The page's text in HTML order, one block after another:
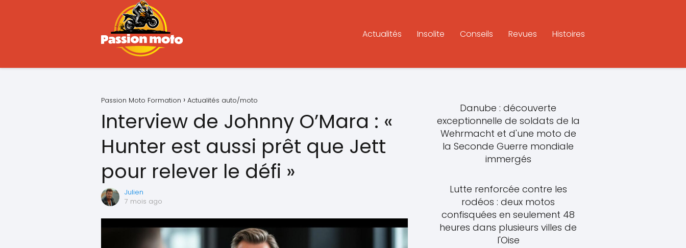
Actualités Insolite Conseils Revues Histoires
Passion Moto Formation Actualités auto/moto
Interview de Johnny O’Mara : «
Hunter est aussi prêt que Jett
pour relever le défi »
Julien
7 mois ago
Danube : découverte
exceptionnelle de soldats de la
Wehrmacht et d'une moto de
la Seconde Guerre mondiale
immergés
Lutte renforcée contre les
rodéos : deux motos
confisquées en seulement 48
heures dans plusieurs villes de
l'Oise